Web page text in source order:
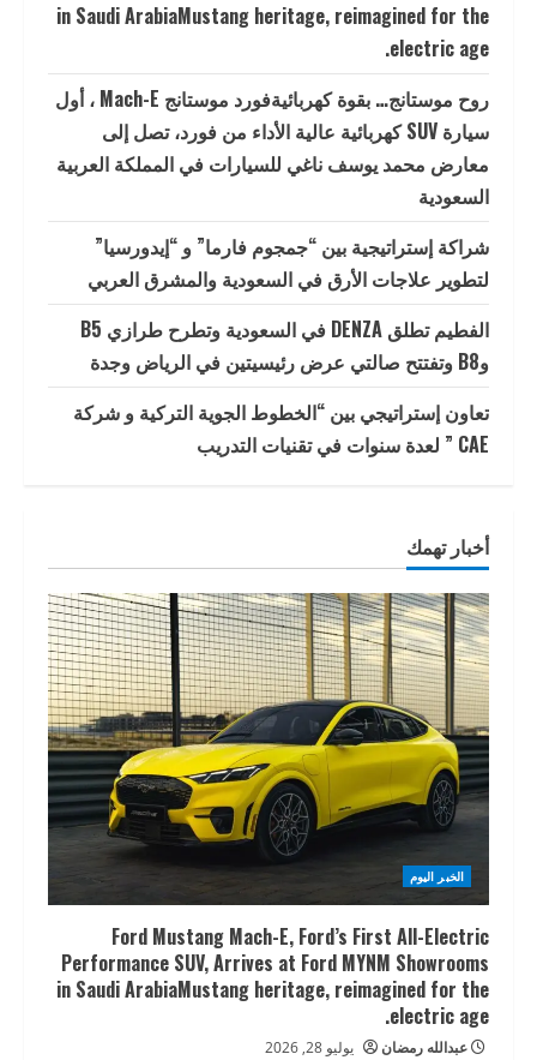
in Saudi ArabiaMustang heritage, reimagined for the
electric age.
روح موستانج… بقوة كهربائيةفورد موستانج Mach-E ، أول
سيارة SUV كهربائية عالية الأداء من فورد، تصل إلى
معارض محمد يوسف ناغي للسيارات في المملكة العربية
السعودية
شراكة إستراتيجية بين “جمجوم فارما” و “إيدورسيا”
لتطوير علاجات الأرق في السعودية والمشرق العربي
الفطيم تطلق DENZA في السعودية وتطرح طرازي B5
وB8 وتفتتح صالتي عرض رئيسيتين في الرياض وجدة
تعاون إستراتيجي بين “الخطوط الجوية التركية و شركة
CAE ” لعدة سنوات في تقنيات التدريب
أخبار تهمك
الخبر اليوم
Ford Mustang Mach-E, Ford’s First All-Electric
Performance SUV, Arrives at Ford MYNM Showrooms
in Saudi ArabiaMustang heritage, reimagined for the
electric age.
عبدالله رمضان يوليو 28, 2026